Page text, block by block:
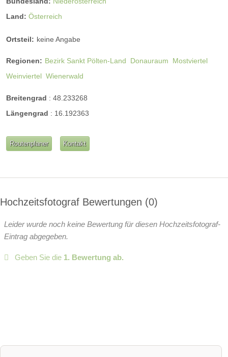
Land: Österreich
Ortsteil: keine Angabe
Regionen: Bezirk Sankt Pölten-Land Donauraum
Mostviertel
Weinviertel Wienerwald
Breitengrad : 48.233268
Längengrad : 16.192363
Routenplaner Kontakt
Hochzeitsfotograf Bewertungen 0
Leider wurde noch keine Bewertung für diesen Hochzeitsfotograf-
Eintrag abgegeben.
Geben Sie die 1. Bewertung ab.